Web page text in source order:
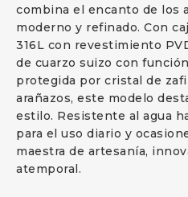
combina el encanto de los
moderno y refinado. Con
316L con revestimiento
de cuarzo suizo con
protegida por cristal de
arañazos, este modelo
estilo. Resistente al agua
para el uso diario y
maestra de artesanía,
atemporal.